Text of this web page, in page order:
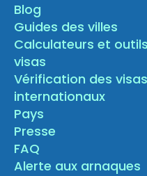
Blog
Guides des villes
Calculateurs et
visas
Vérification des
internationaux
Pays
Presse
FAQ
Alerte aux arnaques